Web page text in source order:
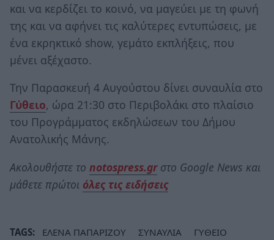
και να κερδίζει το κοινό, να μαγεύει με τη φωνή
της και να αφήνει τις καλύτερες εντυπώσεις, με
ένα εκρηκτικό show, γεμάτο εκπλήξεις, που
μένει αξέχαστο.
Την Παρασκευή 4 Αυγούστου δίνει συναυλία στο
Γύθειο, ώρα 21:30 στο Περιβολάκι στο πλαίσιο
του Προγράμματος εκδηλώσεων του Δήμου
Ανατολικής Μάνης.
Ακολουθήστε το notospress.grστο Google News και
μάθετε πρώτοι όλες τις ειδήσεις
TAGS: ΕΛΕΝΑ ΠΑΠΑΡΙΖΟΥ ΣΥΝΑΥΛΙΑ
ΓΥΘΕΙΟ